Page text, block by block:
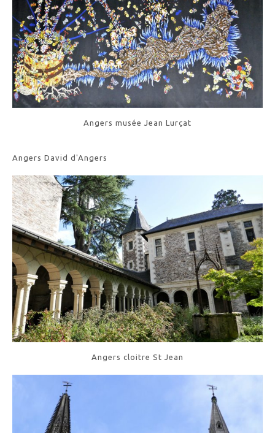
Angers musée Jean Lurçat
Angers David d'Angers
Angers cloitre St Jean